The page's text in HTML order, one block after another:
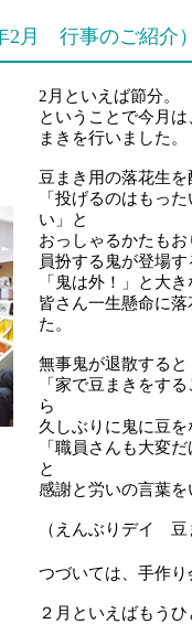
2月 行事のご紹介
2月といえば節分。
ということで今月
まきを行いました。
豆まき用の落花生を
「投げるのはもっ
い」と
おっしゃるかたも
員扮する鬼が登場
「鬼は外！」と大
皆さん一生懸命に
た。
無事鬼が退散すると
「家で豆まきをす
ら
久しぶりに鬼に豆
「職員さんも大変
と
感謝と労いの言葉
（えんぶりデイ 豆
つづいては、手作
２月といえばもう